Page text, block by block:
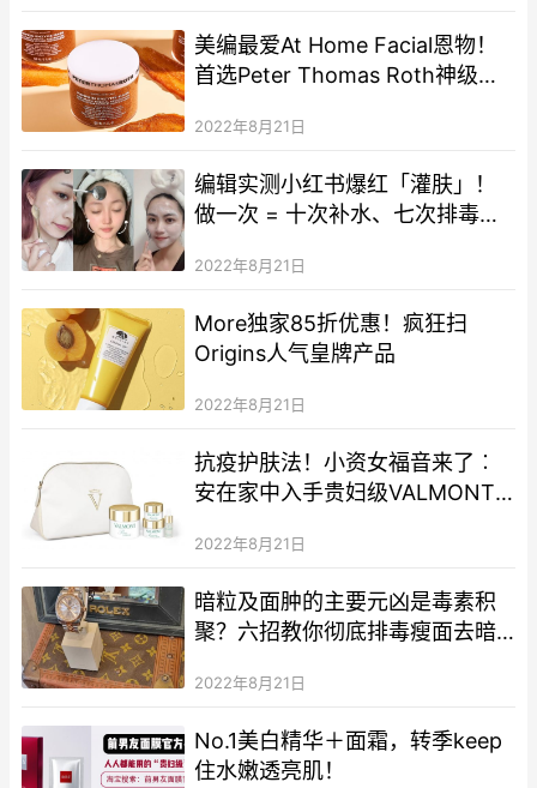
美编最爱At Home Facial恩物！
首选Peter Thomas Roth神级面
2022年8月21日
编辑实测小红书爆红「灌肤」！
做一次 = 十次补水、七次排毒、
2022年8月21日
More独家85折优惠！疯狂扫
Origins人气皇牌产品
2022年8月21日
抗疫护肤法！小资女福音来了︰
安在家中入手贵妇级VALMONT
2022年8月21日
暗粒及面肿的主要元凶是毒素积
聚？六招教你彻底排毒瘦面去暗
2022年8月21日
No.1美白精华＋面霜，转季keep
住水嫩透亮肌！